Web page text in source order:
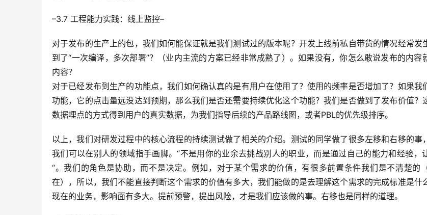
–3.7 工程能力实践：线上监控–
对于发布的生产上的包，我们如何能保证就是我们测试过的版本呢？开发上线前私自带货的情况经常发
到了“一次编译，多次部署”？（业内主流的方案已经非常成熟了）。如果没有，你怎么敢说发布的内容
内容？
对于已经发布到生产的功能点，我们如何确认真的是有用户在使用了？使用的频率是否增加了？如果我
功能，它的点击量远没达到预期，那么我们是否还需要持续优化这个功能？我们是否做到了发布价值？
数据埋点的方式得到用户的真实数据，为我们指导后续的产品路线图，或者PBL的优先级排序。
以上，我们对研发过程中的核心流程的持续测试做了相关的介绍。测试的同学做了很多左移和右移的事
我们可以在别人的领域指手画脚。“不是用你的业余去挑战别人的职业，而是通过自己的能力和经验，
“。我们的角色是协助，而不是决定。例如，对于某个需求的价值，有很多前置条件我们是不清楚的
在），所以，我们不能直接判断这个需求的价值有多大，我们能做的是去理解这个需求的完成标准是什
现在的业务，影响面有多大。提前预警，提出风险，才是我们应该做的事。右移也是同样的道理。